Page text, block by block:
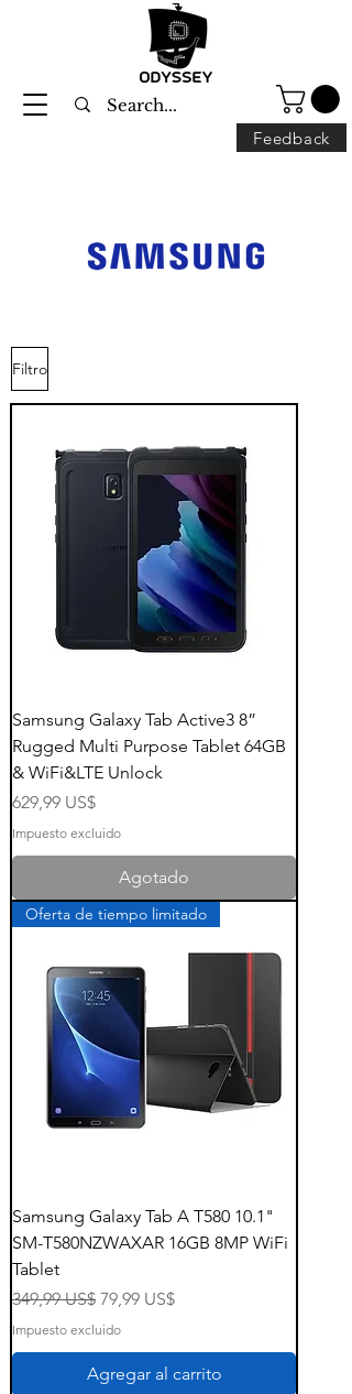
Feedback
Filtro
Samsung Galaxy Tab Active3 8”
Rugged Multi Purpose Tablet 64GB
& WiFi&LTE Unlock
Precio
629,99 US$
Impuesto excluido
Agotado
Oferta de tiempo limitado
Samsung Galaxy Tab A T580 10.1"
SM-T580NZWAXAR 16GB 8MP WiFi
Tablet
Precio
349,99 US$ Precio de oferta
79,99 US$
Impuesto excluido
Agregar al carrito